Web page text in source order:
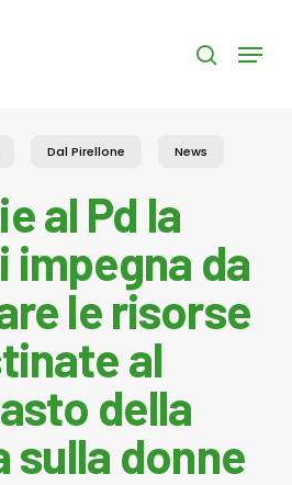
search
Menu
Dal Pirellone News
al Pd la
impegna da
le risorse
al
della
sulla donne